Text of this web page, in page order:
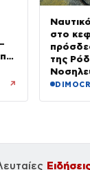
↗
στο
της